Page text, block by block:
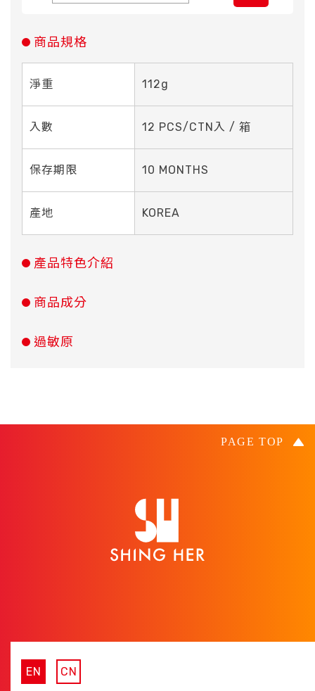
商品規格
淨重 112g
入數 12 PCS/CTN入 / 箱
保存期限 10 MONTHS
產地 KOREA
產品特色介紹
商品成分
過敏原
EN CN